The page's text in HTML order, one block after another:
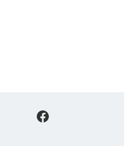
Facebook